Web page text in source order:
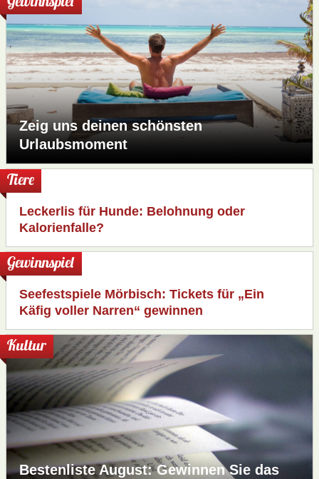
Zeig uns deinen schönsten
Urlaubsmoment
Tiere
Leckerlis für Hunde: Belohnung oder
Kalorienfalle?
Gewinnspiel
Seefestspiele Mörbisch: Tickets für „Ein
Käfig voller Narren“ gewinnen
Kultur
Bestenliste August: Gewinnen Sie das